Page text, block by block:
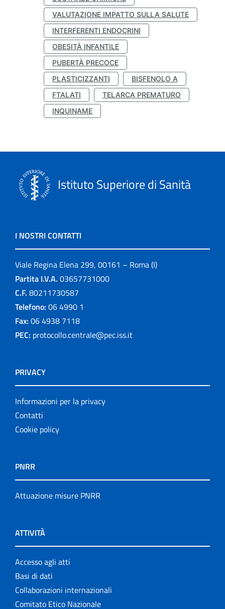
VALUTAZIONE IMPATTO SULLA SALUTE
INTERFERENTI ENDOCRINI
OBESITÀ INFANTILE
PUBERTÀ PRECOCE
PLASTICIZZANTI
BISFENOLO A
FTALATI
TELARCA PREMATURO
INQUINAME
Istituto Superiore di Sanità
I NOSTRI CONTATTI
Viale Regina Elena 299, 00161 – Roma (I)
Partita I.V.A. 03657731000
C.F. 80211730587
Telefono: 06 4990 1
Fax: 06 4938 7118
PEC: protocollo.centrale@pec.iss.it
PRIVACY
Informazioni per la privacy
Contatti
Cookie policy
PNRR
Attuazione misure PNRR
ATTIVITÀ
Accesso agli atti
Basi di dati
Collaborazioni internazionali
Comitato Etico Nazionale